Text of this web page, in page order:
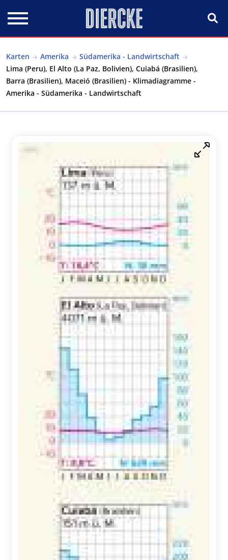
Karten Amerika
Südamerika - Landwirtschaft
Lima (Peru), El Alto (La Paz, Bolivien), Cuiabá (Brasilien),
Barra (Brasilien), Maceió (Brasilien) - Klimadiagramme -
Amerika - Südamerika - Landwirtschaft